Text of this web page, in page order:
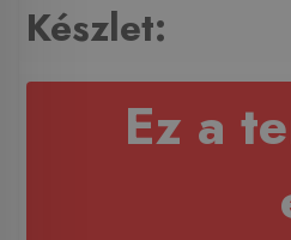
Készlet:
Ez a